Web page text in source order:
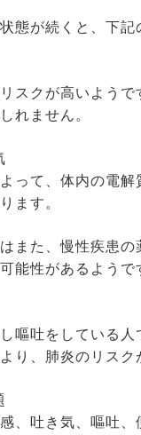
態が続くと、下
スクが高いよう
れません。
って、体内の電
ます。
また、慢性疾患
能性があるようで
嘔吐をしている
り、肺炎のリスク
、吐き気、嘔吐、